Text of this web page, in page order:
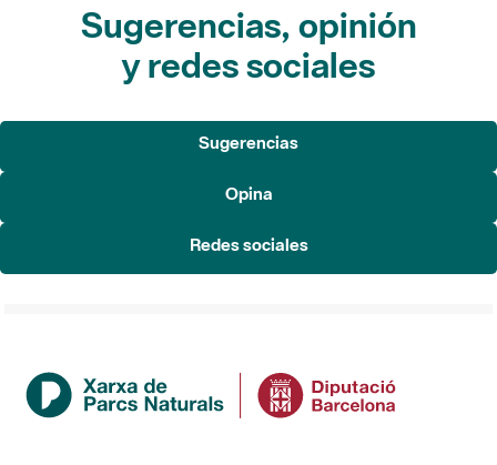
Sugerencias, opinión
y redes sociales
Sugerencias
Opina
Redes sociales